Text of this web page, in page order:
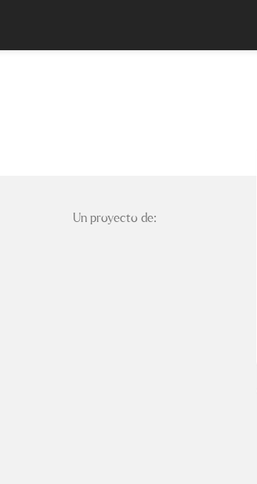
Un proyecto de: